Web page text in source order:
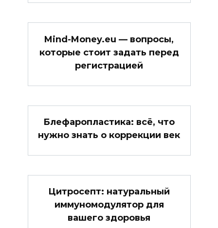
Mind-Money.eu — вопросы,
которые стоит задать перед
регистрацией
Блефаропластика: всё, что
нужно знать о коррекции век
Цитросепт: натуральный
иммуномодулятор для
вашего здоровья